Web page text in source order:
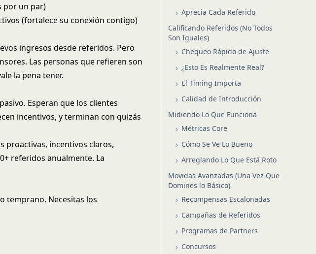
por un par)
(fortalece su conexión contigo)
ingresos desde referidos. Pero
Las personas que refieren son
la pena tener.
Esperan que los clientes
incentivos, y terminan con quizás
proactivas, incentivos claros,
referidos anualmente. La
temprano. Necesitas los
Aprecia Cada Referido
Calificando Referidos (No Todos
Son Iguales)
Chequeo Rápido de Ajuste
¿Esto Es Realmente Real?
El Timing Importa
Calidad de Introducción
Midiendo Lo Que Funciona
Métricas Core
Cómo Se Ve Lo Bueno
Arreglando Lo Que Está Roto
Movidas Avanzadas (Una Vez Que
Domines lo Básico)
Recompensas Escalonadas
Campañas de Referidos
Programas de Partners
Concursos